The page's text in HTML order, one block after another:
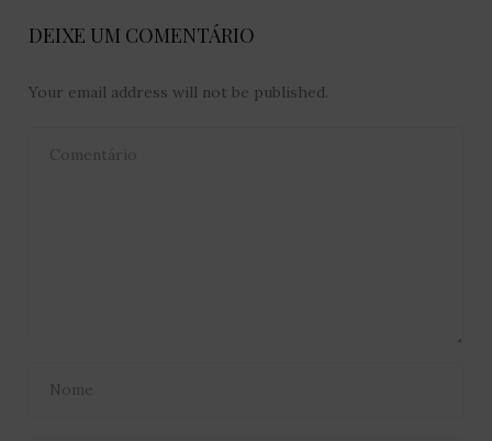
DEIXE UM COMENTÁRIO
Your email address will not be published.